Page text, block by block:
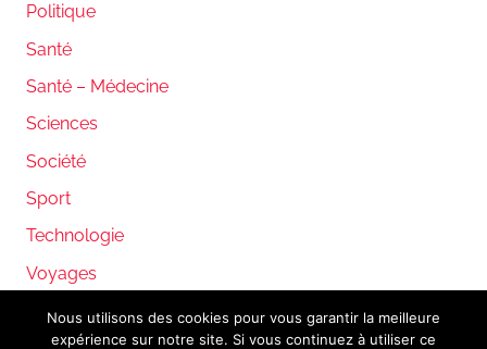
Politique
Santé
Santé – Médecine
Sciences
Société
Sport
Technologie
Voyages
Nous utilisons des cookies pour vous garantir la meilleure
expérience sur notre site. Si vous continuez à utiliser ce